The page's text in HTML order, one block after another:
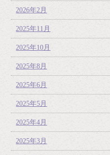
2026年2月
2025年11月
2025年10月
2025年8月
2025年6月
2025年5月
2025年4月
2025年3月